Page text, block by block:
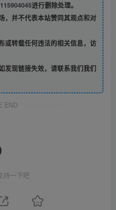
115904045进行删除处理。
，并不代表本站赞同其观点和对
或转载任何违法的相关信息，访
发现链接失效，请联系我们我们
END
持一下吧